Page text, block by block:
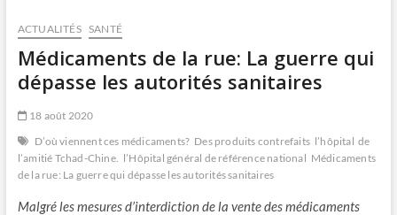
t
ACTUALITÉS SANTÉ
Médicaments de la rue: La guerre qui
dépasse les autorités sanitaires
18 août 2020
D’où viennent ces médicaments? Des produits contrefaits l’hôpital de
l’amitié Tchad-Chine. l’Hôpital général de référence national Médicaments
de la rue: La guerre qui dépasse les autorités sanitaires
Malgré les mesures d’interdiction de la vente des médicaments